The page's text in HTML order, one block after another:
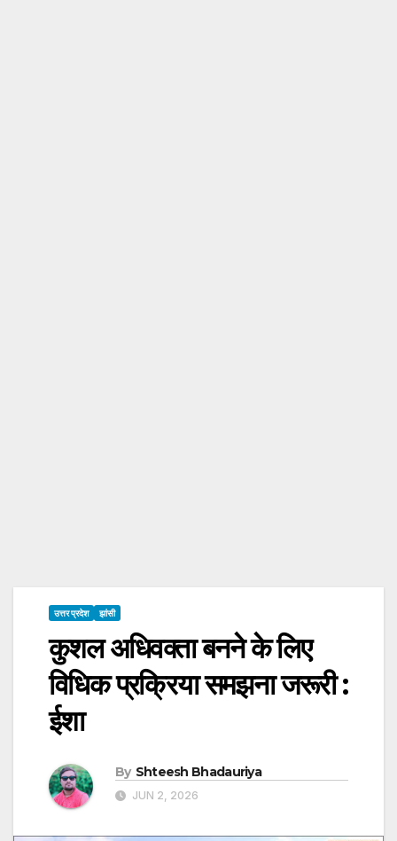
उत्तर प्रदेश झांसी
कुशल अधिवक्ता बनने के लिए
विधिक प्रक्रिया समझना जरूरी :
ईशा
By Shteesh Bhadauriya
JUN 2, 2026